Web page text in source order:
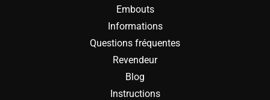
Embouts
Informations
Questions fréquentes
Revendeur
Blog
Instructions